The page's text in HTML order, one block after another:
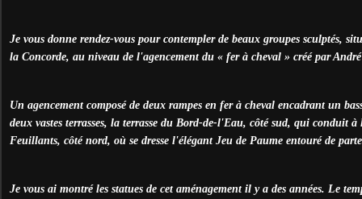
Je vous donne rendez-vous pour contempler de beaux groupes sculptés,
la Concorde, au niveau de l'agencement du « fer à cheval » créé par
Un agencement composé de deux rampes en fer à cheval encadrant un
deux vastes terrasses, la terrasse du Bord-de-l'Eau, côté sud, qui conduit à
Feuillants, côté nord, où se dresse l'élégant Jeu de Paume entouré de
Je vous ai montré les statues de cet aménagement il y a des années. Le